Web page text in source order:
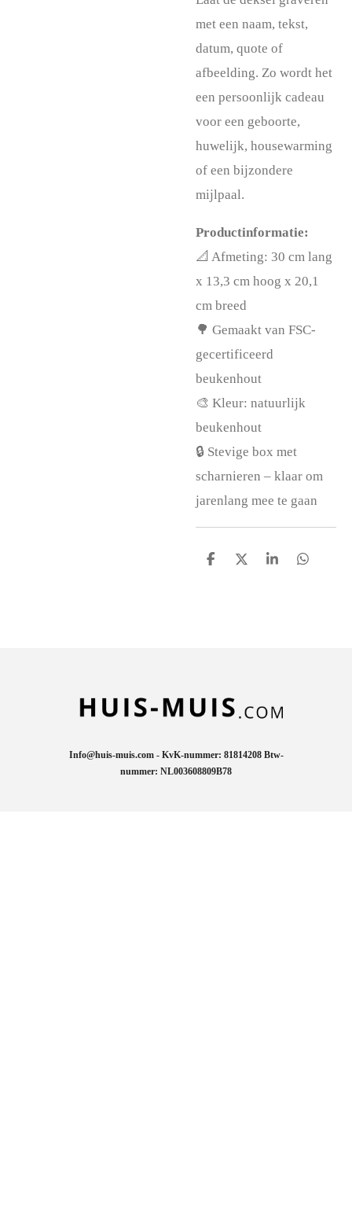
met een naam, tekst,
datum, quote of
afbeelding. Zo wordt het
een persoonlijk cadeau
voor een geboorte,
huwelijk, housewarming
of een bijzondere
mijlpaal.
Productinformatie:
📐 Afmeting: 30 cm lang
x 13,3 cm hoog x 20,1
cm breed
🌳 Gemaakt van FSC-
gecertificeerd
beukenhout
🎨 Kleur: natuurlijk
beukenhout
🔒 Stevige box met
scharnieren – klaar om
jarenlang mee te gaan
D
D
S
D
Info@huis-muis.com - KvK-nummer: 81814208 Btw-
nummer: NL003608809B78